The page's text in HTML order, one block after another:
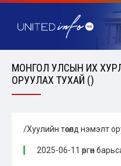
МОНГОЛ УЛСЫН ИХ
ОРУУЛАХ ТУХАЙ ()
/Хуулийн төсөлд нэмэлт
2025-06-11 өргөн